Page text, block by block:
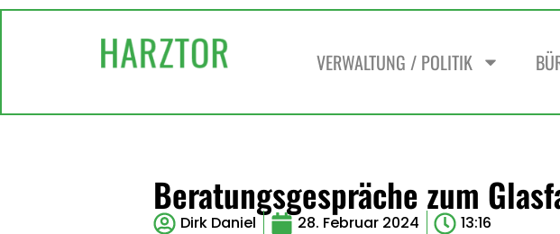
VERWALTUNG / POLITIK
Beratungsgespräche zum
Dirk Daniel 28. Februar 2024 13:16